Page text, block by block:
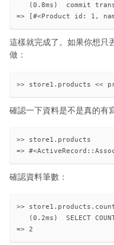
(0.8ms)  commit
這樣就完成了。如果你想只
做：
確認一下資料是不是真的有
>> store1.products
確認資料筆數：
>>
(0.2ms)  SELECT